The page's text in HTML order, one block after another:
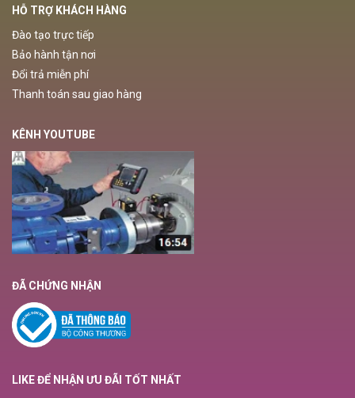
HỖ TRỢ KHÁCH HÀNG
Đào tạo trực tiếp
Bảo hành tận nơi
Đổi trả miễn phí
Thanh toán sau giao hàng
KÊNH YOUTUBE
ĐÃ CHỨNG NHẬN
LIKE ĐỂ NHẬN ƯU ĐÃI TỐT NHẤT